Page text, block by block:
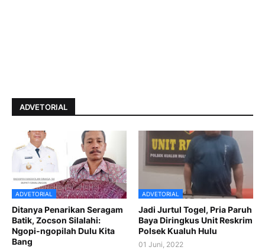
ADVETORIAL
ADVETORIAL
Ditanya Penarikan Seragam
Batik, Zocson Silalahi:
Ngopi-ngopilah Dulu Kita
Bang
ADVETORIAL
Jadi Jurtul Togel, Pria Paruh
Baya Diringkus Unit Reskrim
Polsek Kualuh Hulu
01 Juni, 2022